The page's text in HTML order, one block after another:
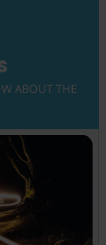
ABOUT THE